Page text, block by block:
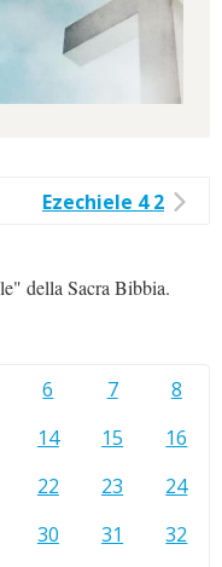
Ezechiele 4 2
della Sacra Bibbia.
6 7
8
14 15
16
22 23
24
30 31
32